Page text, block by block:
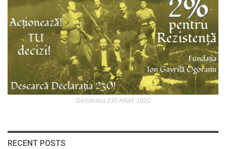
Declaratia 230 ANAF 2020
RECENT POSTS